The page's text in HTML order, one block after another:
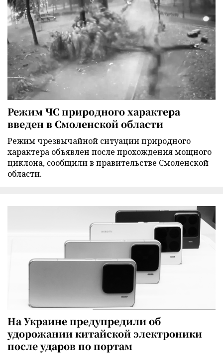
Режим ЧС природного характера
введен в Смоленской области
Режим чрезвычайной ситуации природного
характера объявлен после прохождения мощного
циклона, сообщили в правительстве Смоленской
области.
На Украине предупредили об
удорожании китайской электроники
после ударов по портам